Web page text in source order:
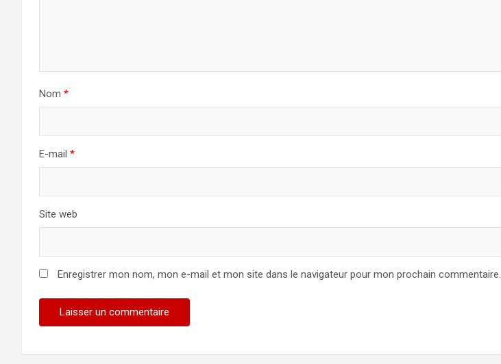
Nom *
E-mail *
Site web
Enregistrer mon nom, mon e-mail et mon site dans le navigateur pour mon prochain commentaire.